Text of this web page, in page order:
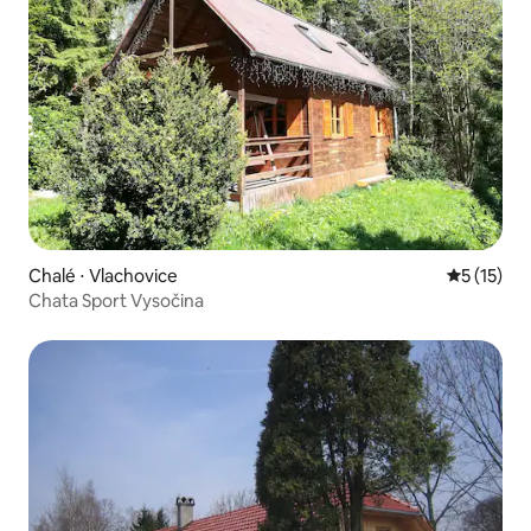
Chalé ⋅ Vlachovice 5 de uma
5 (15)
Chata Sport Vysočina